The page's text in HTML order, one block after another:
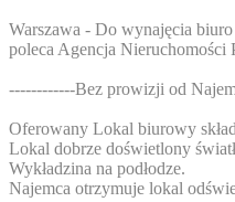
Warszawa - Do wynajęcia
poleca Agencja Nieruchomości
------------Bez prowizji od
Oferowany Lokal biurowy
Lokal dobrze doświetlony
Wykładzina na podłodze.
Najemca otrzymuje lokal